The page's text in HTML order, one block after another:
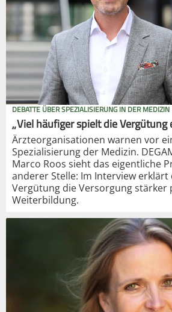
DEBATTE ÜBER SPEZIALISIERUNG IN DER MEDIZIN
„Viel häufiger spielt die Vergütung
Ärzteorganisationen warnen vor
Spezialisierung der Medizin.
Marco Roos sieht das eigentliche
anderer Stelle: Im Interview erklärt
Vergütung die Versorgung stärker
Weiterbildung.